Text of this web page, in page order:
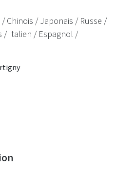
Chinois / Japonais / Russe /
/ Italien / Espagnol /